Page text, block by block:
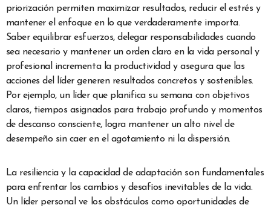
priorización permiten maximizar resultados, reducir el estrés y
mantener el enfoque en lo que verdaderamente importa.
Saber equilibrar esfuerzos, delegar responsabilidades cuando
sea necesario y mantener un orden claro en la vida personal y
profesional incrementa la productividad y asegura que las
acciones del líder generen resultados concretos y sostenibles.
Por ejemplo, un líder que planifica su semana con objetivos
claros, tiempos asignados para trabajo profundo y momentos
de descanso consciente, logra mantener un alto nivel de
desempeño sin caer en el agotamiento ni la dispersión.
La resiliencia y la capacidad de adaptación son fundamentales
para enfrentar los cambios y desafíos inevitables de la vida.
Un líder personal ve los obstáculos como oportunidades de